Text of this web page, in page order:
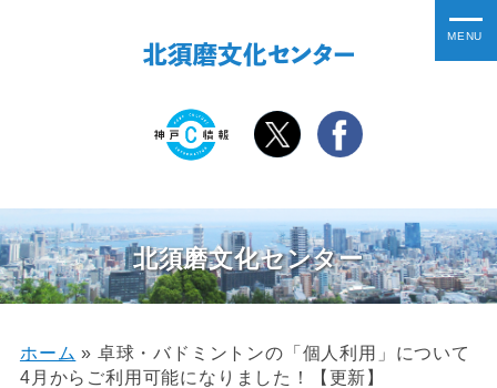
北須磨文化センター
ホーム » 卓球・バドミントンの「個人利用」について
4月からご利用可能になりました！【更新】